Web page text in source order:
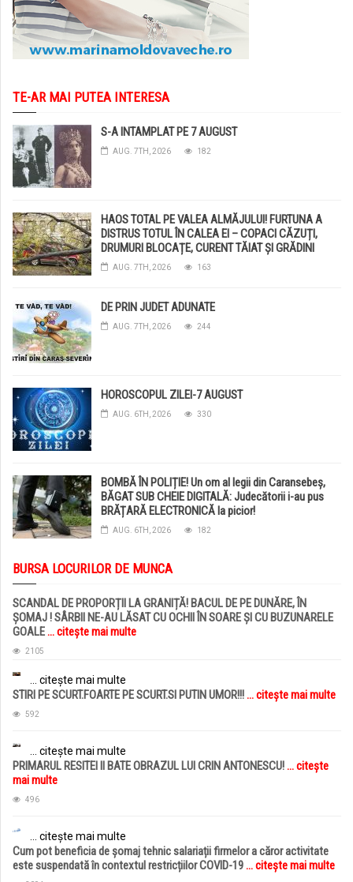
TE-AR MAI PUTEA INTERESA
S-A INTAMPLAT PE 7 AUGUST
AUG. 7TH, 2026 182
HAOS TOTAL PE VALEA ALMĂJULUI! FURTUNA A
DISTRUS TOTUL ÎN CALEA EI – COPACI CĂZUȚI,
DRUMURI BLOCAȚE, CURENT TĂIAT ȘI GRĂDINI
DISTRUSE DE GRINDINĂ!
AUG. 7TH, 2026 163
DE PRIN JUDET ADUNATE
AUG. 7TH, 2026 244
HOROSCOPUL ZILEI-7 AUGUST
AUG. 6TH, 2026 330
BOMBĂ ÎN POLIȚIE! Un om al legii din Caransebeș,
BĂGAT SUB CHEIE DIGITALĂ: Judecătorii i-au pus
BRĂȚARĂ ELECTRONICĂ la picior!
AUG. 6TH, 2026 182
BURSA LOCURILOR DE MUNCA
SCANDAL DE PROPORȚII LA GRANIȚĂ! BACUL DE PE DUNĂRE, ÎN
ȘOMAJ ! SÂRBII NE-AU LĂSAT CU OCHII ÎN SOARE ȘI CU BUZUNARELE
GOALE... citește mai multe
2105
... citește mai multe
STIRI PE SCURT.FOARTE PE SCURT.SI PUTIN UMOR!!!... citește mai multe
592
... citește mai multe
PRIMARUL RESITEI II BATE OBRAZUL LUI CRIN ANTONESCU!... citește
mai multe
496
... citește mai multe
Cum pot beneficia de șomaj tehnic salariații firmelor a căror activitate
este suspendată în contextul restricțiilor COVID-19... citește mai multe